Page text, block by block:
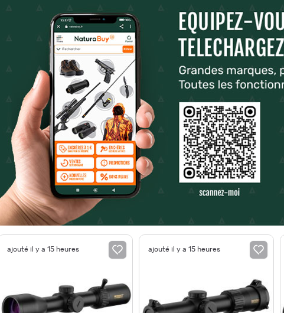
ajouté il y a 15 heures ajouté il y a 15 heures